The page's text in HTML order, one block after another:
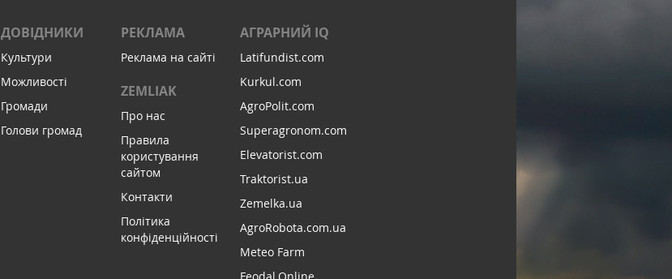
ДОВІДНИКИ
Культури
Можливості
Громади
Голови громад
РЕКЛАМА
Реклама на сайті
ZEMLIAK
Про нас
Правила
користування
сайтом
Контакти
Політика
конфіденційності
АГРАРНИЙ IQ
Latifundist.com
Kurkul.com
AgroPolit.com
Superagronom.com
Elevatorist.com
Traktorist.ua
Zemelka.ua
AgroRobota.com.ua
Meteo Farm